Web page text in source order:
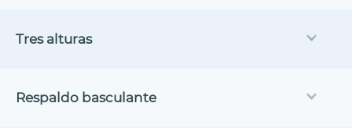
Tres alturas
Respaldo basculante